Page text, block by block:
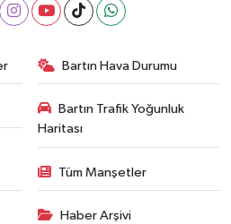
Bartın Hava Durumu
Bartın Trafik Yoğunluk
Haritası
Tüm Manşetler
Haber Arşivi